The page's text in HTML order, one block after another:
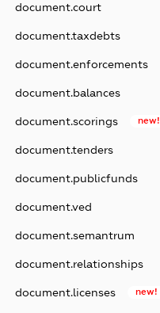
document.court
document.taxdebts
document.enforcements
document.balances
document.scorings new!
document.tenders
document.publicfunds
document.ved
document.semantrum
document.relationships
document.licenses new!